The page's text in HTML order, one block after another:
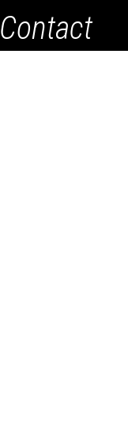
Contact